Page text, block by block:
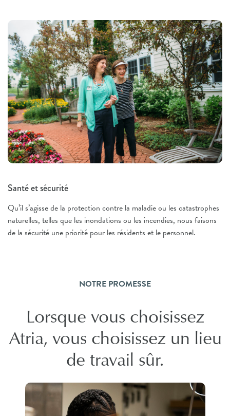
Santé et sécurité
Qu’il s’agisse de la protection contre la maladie ou les catastrophes
naturelles, telles que les inondations ou les incendies, nous faisons
de la sécurité une priorité pour les résidents et le personnel.
NOTRE PROMESSE
Lorsque vous choisissez
Atria, vous choisissez un lieu
de travail sûr.